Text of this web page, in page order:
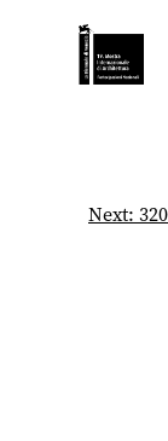
Next: 320